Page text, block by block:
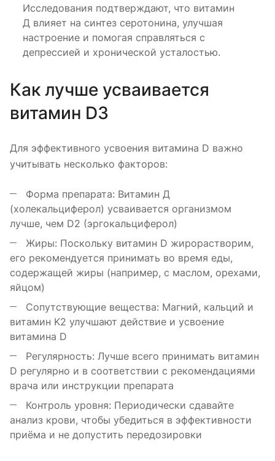
Исследования подтверждают, что витамин
Д влияет на синтез серотонина, улучшая
настроение и помогая справляться с
депрессией и хронической усталостью.
Как лучше усваивается
витамин D3
Для эффективного усвоения витамина D важно
учитывать несколько факторов:
Форма препарата: Витамин Д
(холекальциферол) усваивается организмом
лучше, чем D2 (эргокальциферол)
Жиры: Поскольку витамин D жирорастворим,
его рекомендуется принимать во время еды,
содержащей жиры (например, с маслом, орехами,
яйцом)
Сопутствующие вещества: Магний, кальций и
витамин K2 улучшают действие и усвоение
витамина D
Регулярность: Лучше всего принимать витамин
D регулярно и в соответствии с рекомендациями
врача или инструкции препарата
Контроль уровня: Периодически сдавайте
анализ крови, чтобы убедиться в эффективности
приёма и не допустить передозировки